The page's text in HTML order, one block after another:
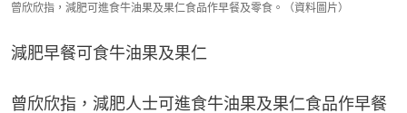
曾欣欣指，減肥可進食牛油果及果仁食品作早餐及零食。（資料圖片）
減肥早餐可食牛油果及果仁
曾欣欣指，減肥人士可進食牛油果及果仁食品作早餐